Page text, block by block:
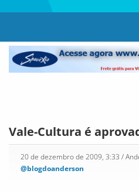
Vale-Cultura é
20 de dezembro de 2009, 3:33 /
@blogdoanderson